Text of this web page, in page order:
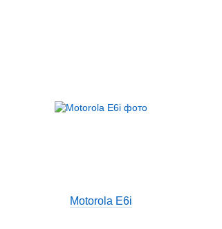
Motorola E6i